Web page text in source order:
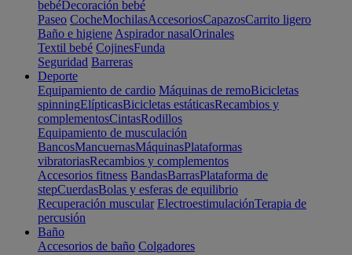
bebéDecoración bebé
Paseo CocheMochilasAccesoriosCapazosCarrito ligero
Baño e higiene Aspirador nasalOrinales
Textil bebé CojinesFunda
Seguridad Barreras
Deporte
Equipamiento de cardio Máquinas de remoBicicletas
spinningElípticasBicicletas estáticasRecambios y
complementosCintasRodillos
Equipamiento de musculación
BancosMancuernasMáquinasPlataformas
vibratoriasRecambios y complementos
Accesorios fitness BandasBarrasPlataforma de
stepCuerdasBolas y esferas de equilibrio
Recuperación muscular ElectroestimulaciónTerapia de
percusión
Baño
Accesorios de baño Colgadores